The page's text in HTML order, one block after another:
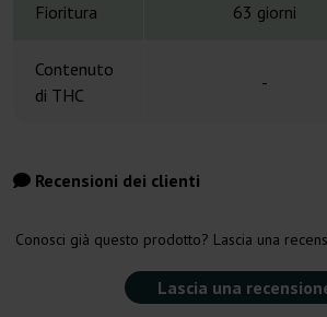
Fioritura 63 giorni
Contenuto
di THC
-
Recensioni dei clienti
Conosci già questo prodotto? Lascia una
Lascia una